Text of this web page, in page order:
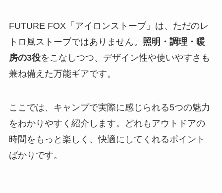
FUTURE FOX「アイロンストーブ」は、ただのレ
トロ風ストーブではありません。 照明・調理・暖
房の3役をこなしつつ、デザイン性や使いやすさも
兼ね備えた万能ギアです。
ここでは、キャンプで実際に感じられる5つの魅力
をわかりやすく紹介します。どれもアウトドアの
時間をもっと楽しく、快適にしてくれるポイント
ばかりです。